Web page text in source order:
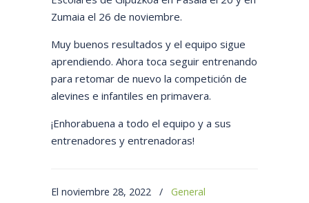
Zumaia el 26 de noviembre.
Muy buenos resultados y el equipo sigue
aprendiendo. Ahora toca seguir entrenando
para retomar de nuevo la competición de
alevines e infantiles en primavera.
¡Enhorabuena a todo el equipo y a sus
entrenadores y entrenadoras!
El noviembre 28, 2022 /
General